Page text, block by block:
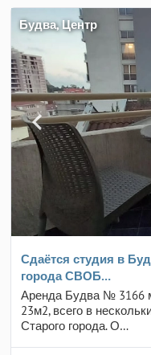
Будва, Центр
Сдаётся студия в
города СВОБ…
Аренда Будва № 3166
23м2, всего в
Старого города. О…